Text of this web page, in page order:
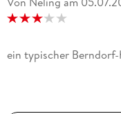
ein typischer